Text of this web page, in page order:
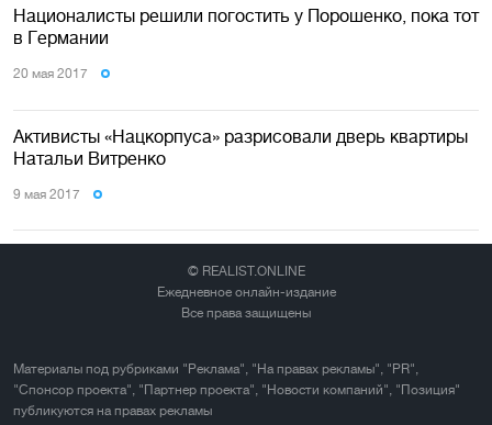
Националисты решили погостить у Порошенко, пока тот
в Германии
20 мая 2017
Активисты «Нацкорпуса» разрисовали дверь квартиры
Натальи Витренко
9 мая 2017
© REALIST.ONLINE
Ежедневное онлайн-издание
Все права защищены
Материалы под рубриками "Реклама", "На правах рекламы", "PR",
"Спонсор проекта", "Партнер проекта", "Новости компаний", "Позиция"
публикуются на правах рекламы